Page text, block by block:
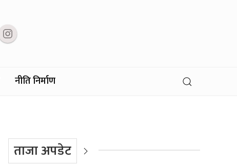
नीति निर्माण
ताजा अपडेट